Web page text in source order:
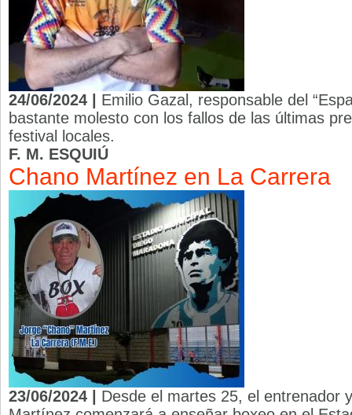
24/06/2024 | Emilio Gazal, responsable del
bastante molesto con los fallos de las últimas
festival locales.
F. M. ESQUIÚ
Chano Martínez en La Carrera
23/06/2024 | Desde el martes 25, el entrenador